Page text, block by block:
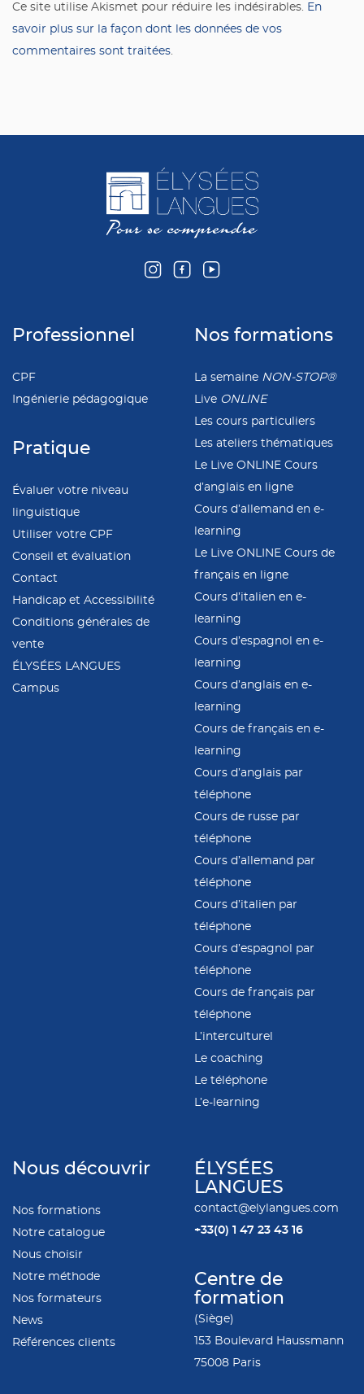
Ce site utilise Akismet pour réduire les indésirables. En
savoir plus sur la façon dont les données de vos
commentaires sont traitées.
Professionnel
CPF
Ingénierie pédagogique
Pratique
Évaluer votre niveau
linguistique
Utiliser votre CPF
Conseil et évaluation
Contact
Handicap et Accessibilité
Conditions générales de
vente
ÉLYSÉES LANGUES
Campus
Nos formations
La semaine NON-STOP®
Live ONLINE
Les cours particuliers
Les ateliers thématiques
Le Live ONLINE Cours
d’anglais en ligne
Cours d’allemand en e-
learning
Le Live ONLINE Cours de
français en ligne
Cours d’italien en e-
learning
Cours d’espagnol en e-
learning
Cours d’anglais en e-
learning
Cours de français en e-
learning
Cours d’anglais par
téléphone
Cours de russe par
téléphone
Cours d’allemand par
téléphone
Cours d’italien par
téléphone
Cours d’espagnol par
téléphone
Cours de français par
téléphone
L’interculturel
Le coaching
Le téléphone
L’e-learning
Nous découvrir
Nos formations
Notre catalogue
Nous choisir
Notre méthode
Nos formateurs
News
Références clients
ÉLYSÉES
LANGUES
contact@elylangues.com
+33(0) 1 47 23 43 16
Centre de
formation
(Siège)
153 Boulevard Haussmann
75008 Paris